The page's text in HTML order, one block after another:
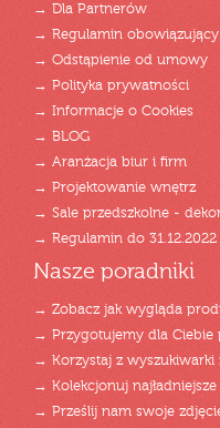
→ Dla Partnerów
→ Regulamin obowiązujący
→ Odstąpienie od umowy
→ Polityka prywatności
→ Informacje o Cookies
→ BLOG
→ Aranżacja biur i firm
→ Projektowanie wnętrz
→ Sale przedszkolne -
→ Regulamin do 31.12.2022
Nasze poradniki
→ Zobacz jak wygląda
→ Przygotujemy dla Ciebie
→ Korzystaj z wyszukiwarki
→ Kolekcjonuj
→ Prześlij nam swoje